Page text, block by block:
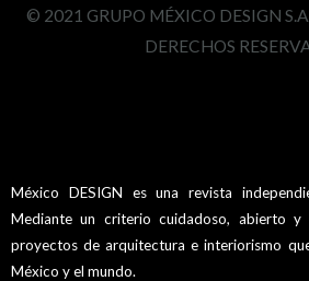
© 2021 GRUPO MÉXICO DESIGN
DERECHOS
México DESIGN es una revista
Mediante un criterio cuidadoso, abierto y
proyectos de arquitectura e interiorismo
México y el mundo.